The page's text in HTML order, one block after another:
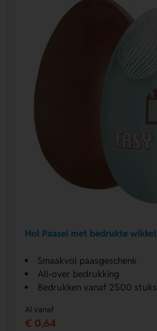
Hol Paasei met bedrukte wikkel
Smaakvol paasgeschenk
All-over bedrukking
Bedrukken vanaf 2500 stuks
Al vanaf
€ 0,64